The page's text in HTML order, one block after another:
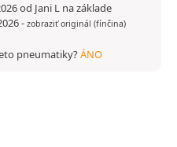
od Jani L na základe
- zobraziť originál (fínčina)
pneumatiky?ÁNO